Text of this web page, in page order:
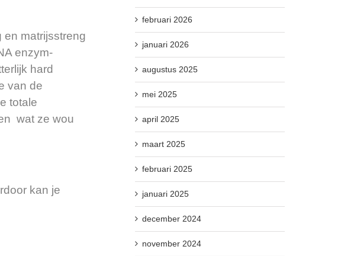
en matrijsstreng
enzym-
hard
van de
totale
wat ze wou
kan je
februari 2026
januari 2026
augustus 2025
mei 2025
april 2025
maart 2025
februari 2025
januari 2025
december 2024
november 2024